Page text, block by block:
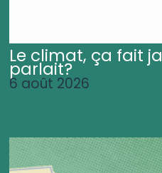
Le climat, ça fait
parlait?
6 août 2026